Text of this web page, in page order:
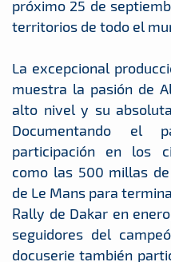
próximo 25 de
territorios de todo el
La excepcional
muestra la pasión de
alto nivel y su
Documentando el
participación en los
como las 500 millas
de Le Mans para
Rally de Dakar en
seguidores del
docuserie también